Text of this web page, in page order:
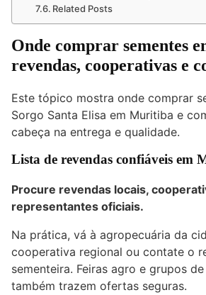
Related Posts
Onde comprar sementes
revendas, cooperativas e
Este tópico mostra onde comprar
Sorgo Santa Elisa em Muritiba e
cabeça na entrega e qualidade.
Lista de revendas confiáveis em
Procure revendas locais,
representantes oficiais.
Na prática, vá à agropecuária da
cooperativa regional ou contate o
sementeira. Feiras agro e grupos
também trazem ofertas seguras.